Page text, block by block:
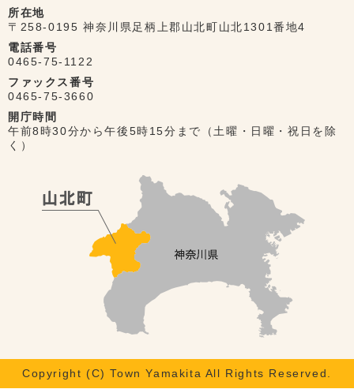
所在地
〒258-0195 神奈川県足柄上郡山北町山北1301番地4
電話番号
0465-75-1122
ファックス番号
0465-75-3660
開庁時間
午前8時30分から午後5時15分まで（土曜・日曜・祝日を除
く）
Copyright (C) Town Yamakita All Rights Reserved.